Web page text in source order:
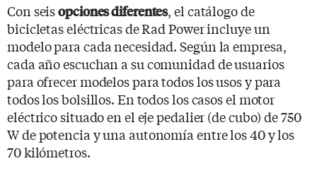
Con seisopciones diferentes, el catálogo de
bicicletas eléctricas de Rad Power incluye un
modelo para cada necesidad. Según la empresa,
cada año escuchan a su comunidad de usuarios
para ofrecer modelos para todos los usos y para
todos los bolsillos. En todos los casos el motor
eléctrico situado en el eje pedalier (de cubo) de 750
W de potencia y una autonomía entre los 40 y los
70 kilómetros.